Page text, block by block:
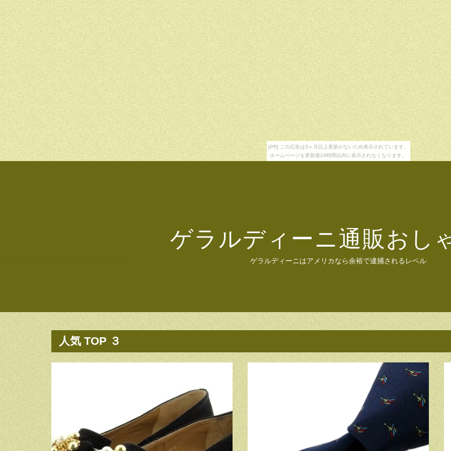
[PR] この広告は3ヶ月以上更新がないため表示されています。
ホームページを更新後24時間以内に表示されなくなります。
ゲラルディーニ通販おし
ゲラルディーニはアメリカなら余裕で逮捕されるレベル
人気 TOP ３